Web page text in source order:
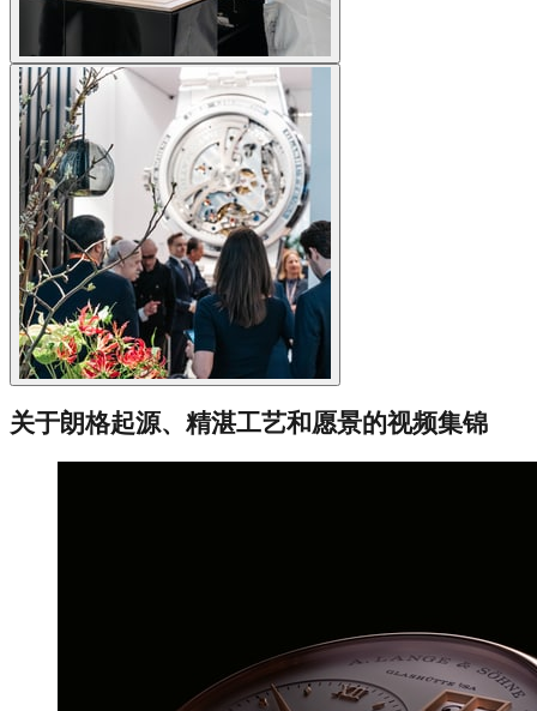
关于朗格起源、精湛工艺和愿景的视频集锦